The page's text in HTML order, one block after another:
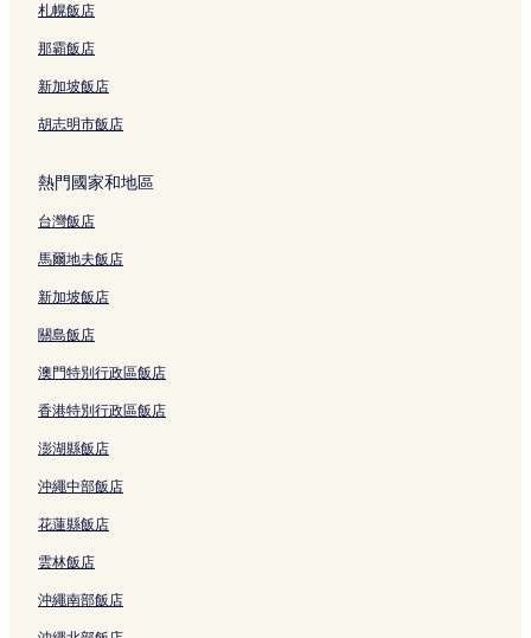
札幌飯店
那霸飯店
新加坡飯店
胡志明市飯店
熱門國家和地區
台灣飯店
馬爾地夫飯店
新加坡飯店
關島飯店
澳門特別行政區飯店
香港特別行政區飯店
澎湖縣飯店
沖繩中部飯店
花蓮縣飯店
雲林飯店
沖繩南部飯店